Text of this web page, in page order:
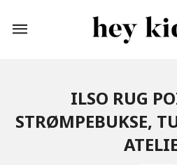
innholdet
ILSO RUG
STRØMPEBUKSE,